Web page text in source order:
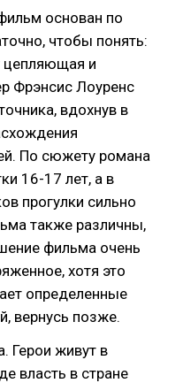
основан по
чтобы понять:
цепляющая и
Фрэнсис Лоуренс
вдохнув в
По сюжету романа
16-17 лет, а в
прогулки сильно
также различны,
фильма очень
хотя это
определенные
вернусь позже.
Герои живут в
власть в стране